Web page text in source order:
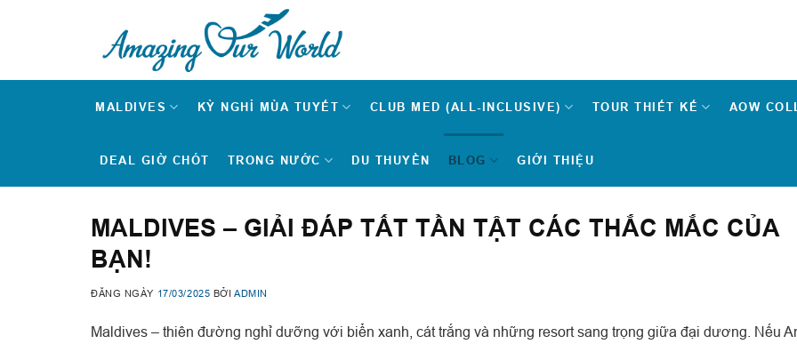
MALDIVES KỲ NGHỈ MÙA TUYẾT CLUB MED (ALL-INCLUSIVE) TOUR THIẾT KẾ AOW
DEAL GIỜ CHÓT TRONG NƯỚC DU THUYỀN BLOG GIỚI THIỆU
MALDIVES – GIẢI ĐÁP TẤT TẦN TẬT CÁC THẮC MẮC CỦA
BẠN!
ĐĂNG NGÀY 17/03/2025 BỞIADMIN
Maldives – thiên đường nghỉ dưỡng với biển xanh, cát trắng và những resort sang trọng giữa đại dương. Nếu